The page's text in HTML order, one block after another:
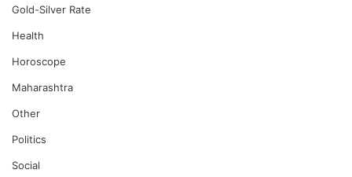
Gold-Silver Rate
Health
Horoscope
Maharashtra
Other
Politics
Social